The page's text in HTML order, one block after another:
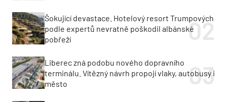
Šokující devastace. Hotelový resort Trumpových
podle expertů nevratně poškodil albánské
pobřeží
Liberec zná podobu nového dopravního
terminálu. Vítězný návrh propojí vlaky, autobusy i
město